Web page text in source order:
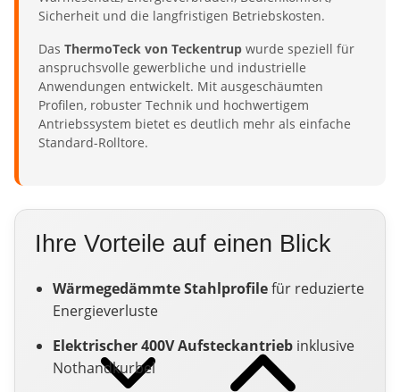
Sicherheit und die langfristigen Betriebskosten.
Das ThermoTeck von Teckentrup wurde speziell für
anspruchsvolle gewerbliche und industrielle
Anwendungen entwickelt. Mit ausgeschäumten
Profilen, robuster Technik und hochwertigem
Antriebssystem bietet es deutlich mehr als einfache
Standard-Rolltore.
Ihre Vorteile auf einen Blick
Wärmegedämmte Stahlprofilefür reduzierte
Energieverluste
Elektrischer 400V Aufsteckantrieb inklusive
Nothandkurbel